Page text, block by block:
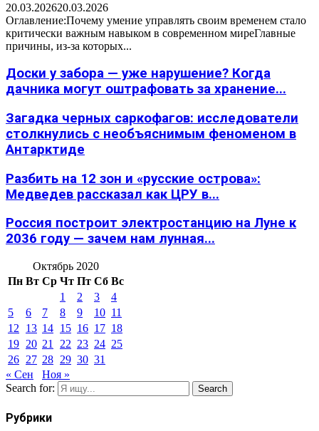
20.03.202620.03.2026
Оглавление:Почему умение управлять своим временем стало
критически важным навыком в современном миреГлавные
причины, из-за которых...
Доски у забора — уже нарушение? Когда
дачника могут оштрафовать за хранение...
Загадка черных саркофагов: исследователи
столкнулись с необъяснимым феноменом в
Антарктиде
Разбить на 12 зон и «русские острова»:
Медведев рассказал как ЦРУ в...
Россия построит электростанцию на Луне к
2036 году — зачем нам лунная...
Октябрь 2020
Пн Вт Ср Чт Пт Сб Вс
1
2 3
4
5
6 7 8 9 10 11
12
13 14 15 16 17 18
19 20 21 22 23 24 25
26 27 28 29 30 31
« Сен
Ноя »
Search for:
Search
Рубрики